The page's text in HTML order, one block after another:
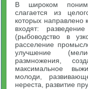
В широком
слагается из
которых направлено
входят:
(рыбоводство в
расселение
улучшение
размножения,
максимальное
молоди,
нереста, развитие